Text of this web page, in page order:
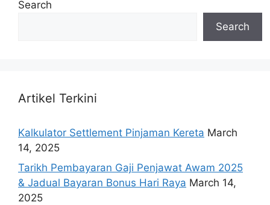
Search
Search
Artikel Terkini
Kalkulator Settlement Pinjaman Kereta March
14, 2025
Tarikh Pembayaran Gaji Penjawat Awam 2025
& Jadual Bayaran Bonus Hari Raya March 14,
2025